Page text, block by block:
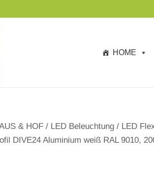
HOME
& HOF / LED Beleuchtung / LED
DIVE24 Aluminium weiß RAL 9010,